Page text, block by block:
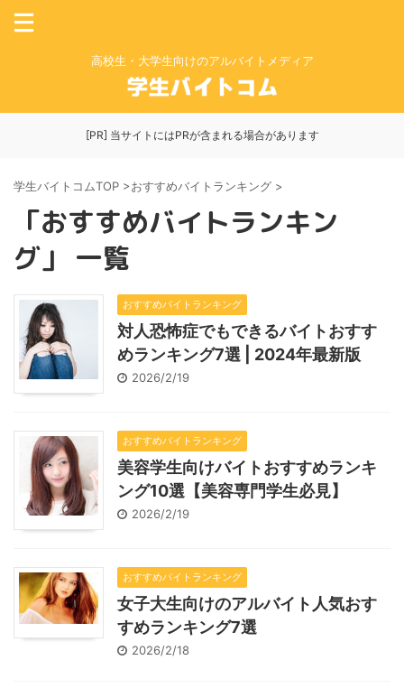
高校生・大学生向けのアルバイトメディア
[PR] 当サイトにはPRが含まれる場合があります
学生バイトコムTOP >おすすめバイトランキング >
「おすすめバイトランキン
グ」 一覧
おすすめバイトランキング
対人恐怖症でもできるバイトおすす
めランキング7選 | 2024年最新版
2026/2/19
おすすめバイトランキング
美容学生向けバイトおすすめランキ
ング10選【美容専門学生必見】
2026/2/19
おすすめバイトランキング
女子大生向けのアルバイト人気おす
すめランキング7選
2026/2/18